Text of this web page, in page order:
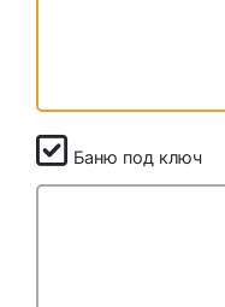
Баню под ключ